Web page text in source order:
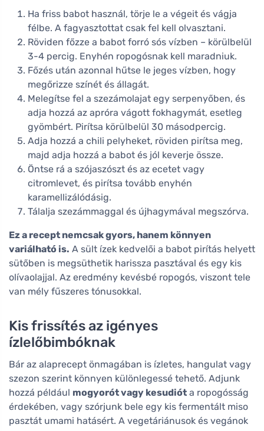
Ha friss babot használ, törje le a végeit és vágja
félbe. A fagyasztottat csak fel kell olvasztani.
Röviden főzze a babot forró sós vízben – körülbelül
3-4 percig. Enyhén ropogósnak kell maradniuk.
Főzés után azonnal hűtse le jeges vízben, hogy
megőrizze színét és állagát.
Melegítse fel a szezámolajat egy serpenyőben, és
adja hozzá az apróra vágott fokhagymát, esetleg
gyömbért. Pirítsa körülbelül 30 másodpercig.
Adja hozzá a chili pelyheket, röviden pirítsa meg,
majd adja hozzá a babot és jól keverje össze.
Öntse rá a szójaszószt és az ecetet vagy
citromlevet, és pirítsa tovább enyhén
karamellizálódásig.
Tálalja szezámmaggal és újhagymával megszórva.
Ez a recept nemcsak gyors, hanem könnyen
variálható is. A sült ízek kedvelői a babot pirítás helyett
sütőben is megsüthetik harissza pasztával és egy kis
olívaolajjal. Az eredmény kevésbé ropogós, viszont tele
van mély fűszeres tónusokkal.
Kis frissítés az igényes
ízlelőbimbóknak
Bár az alaprecept önmagában is ízletes, hangulat vagy
szezon szerint könnyen különlegessé tehető. Adjunk
hozzá például mogyorót vagy kesudiót a ropogósság
érdekében, vagy szórjunk bele egy kis fermentált miso
pasztát umami hatásért. A vegetáriánusok és vegánok